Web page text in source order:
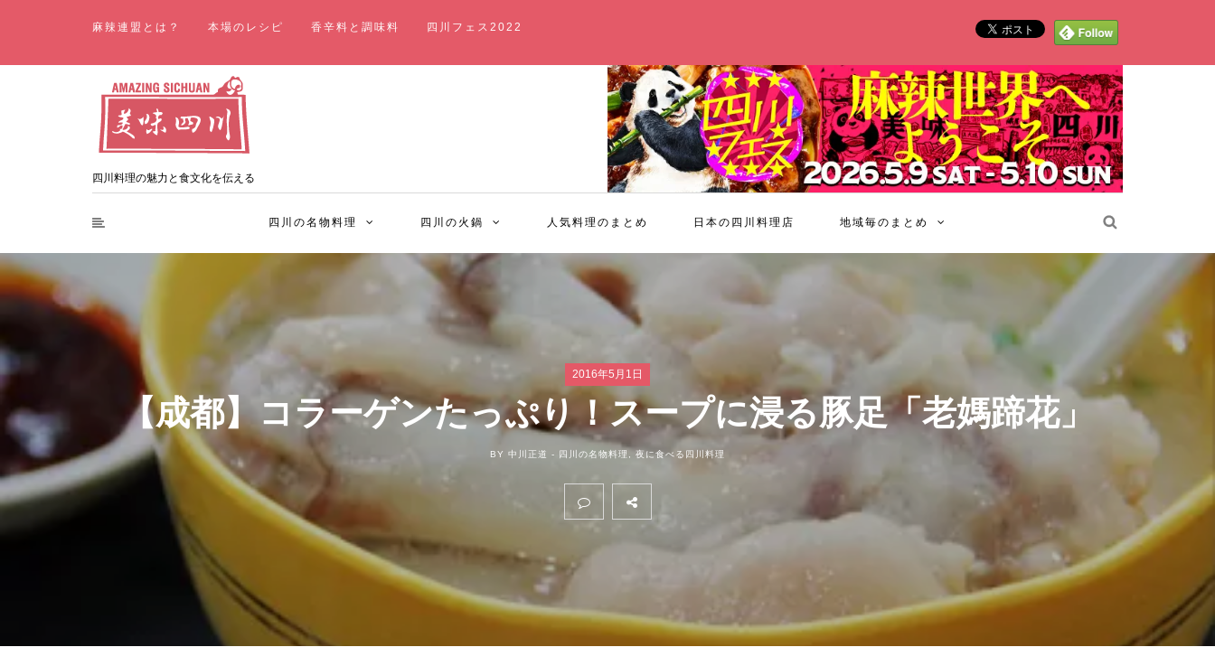
麻辣連盟とは？ 本場のレシピ 香辛料と調味料 四川フェス2022
四川料理の魅力と食文化を伝える
四川の名物料理 四川の火鍋 人気料理のまとめ 日本の四川料理店 地域毎のまとめ
2016年5月1日
【成都】コラーゲンたっぷり！スープに浸る豚足「老媽蹄花」
BY 中川正道 - 四川の名物料理 夜に食べる四川料理